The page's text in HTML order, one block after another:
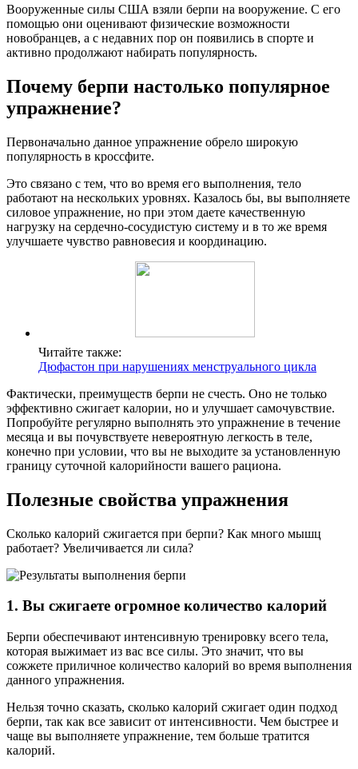
Вооруженные силы США взяли берпи на вооружение. С его
помощью они оценивают физические возможности
новобранцев, а с недавних пор он появились в спорте и
активно продолжают набирать популярность.
Почему берпи настолько популярное
упражнение?
Первоначально данное упражнение обрело широкую
популярность в кроссфите.
Это связано с тем, что во время его выполнения, тело
работают на нескольких уровнях. Казалось бы, вы выполняете
силовое упражнение, но при этом даете качественную
нагрузку на сердечно-сосудистую систему и в то же время
улучшаете чувство равновесия и координацию.
Читайте также:
Дюфастон при нарушениях менструального цикла
Фактически, преимуществ берпи не счесть. Оно не только
эффективно сжигает калории, но и улучшает самочувствие.
Попробуйте регулярно выполнять это упражнение в течение
месяца и вы почувствуете невероятную легкость в теле,
конечно при условии, что вы не выходите за установленную
границу суточной калорийности вашего рациона.
Полезные свойства упражнения
Сколько калорий сжигается при берпи? Как много мышц
работает? Увеличивается ли сила?
1. Вы сжигаете огромное количество калорий
Берпи обеспечивают интенсивную тренировку всего тела,
которая выжимает из вас все силы. Это значит, что вы
сожжете приличное количество калорий во время выполнения
данного упражнения.
Нельзя точно сказать, сколько калорий сжигает один подход
берпи, так как все зависит от интенсивности. Чем быстрее и
чаще вы выполняете упражнение, тем больше тратится
калорий.